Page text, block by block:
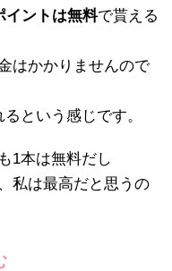
イントは無料で貰える
はかかりませんので
という感じです。
1本は無料だし
私は最高だと思うの